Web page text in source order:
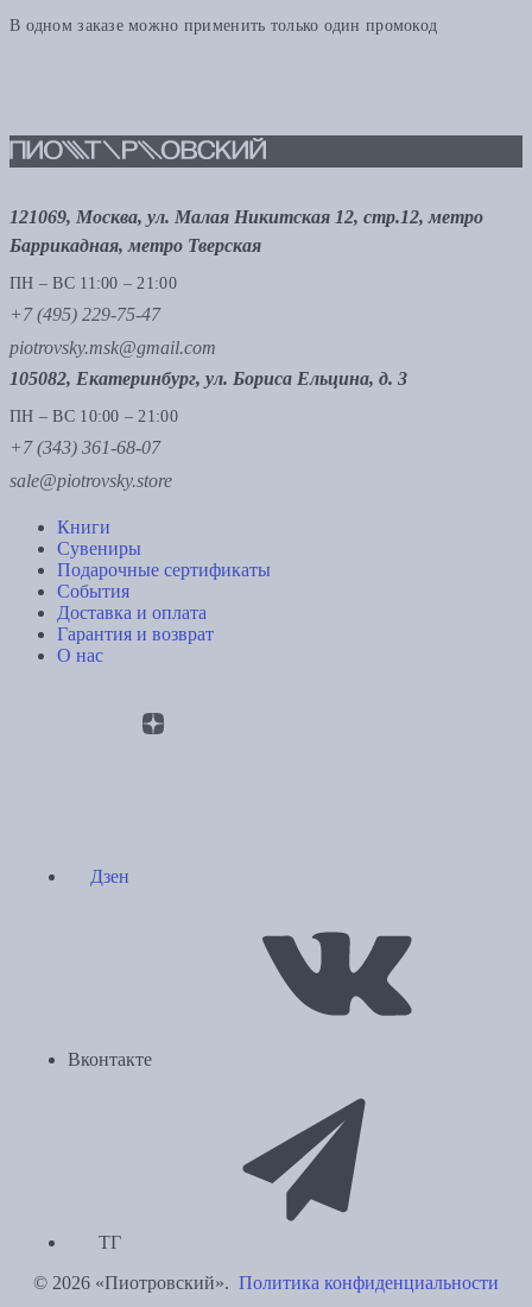
В одном заказе можно применить только один промокод
121069, Москва, ул. Малая Никитская 12, стр.12, метро
Баррикадная, метро Тверская
ПН – ВС 11:00 – 21:00
+7 (495) 229-75-47
piotrovsky.msk@gmail.com
105082, Екатеринбург, ул. Бориса Ельцина, д. 3
ПН – ВС 10:00 – 21:00
+7 (343) 361-68-07
sale@piotrovsky.store
Книги
Сувениры
Подарочные сертификаты
События
Доставка и оплата
Гарантия и возврат
О нас
Дзен
Вконтакте
ТГ
© 2026 «Пиотровский». Политика конфиденциальности